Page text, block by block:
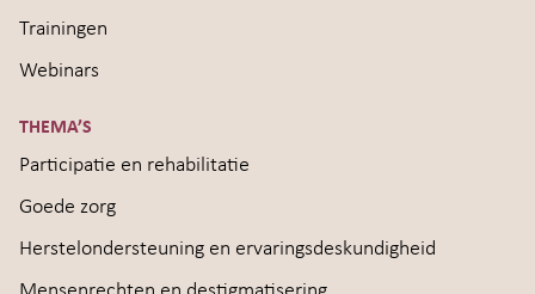
Trainingen
Webinars
THEMA’S
Participatie en rehabilitatie
Goede zorg
Herstelondersteuning en ervaringsdeskundigheid